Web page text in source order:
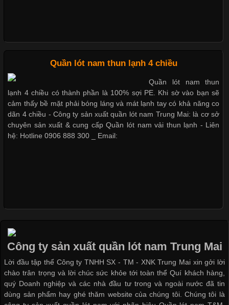
Cập nhật 2026-05-20 14:58:56
Vải thun là một trong những chất liệu được sử dụng rộng rãi
nhất trong ngành thời trang nhờ đặc tính co giãn, mềm mại và
thoải mái khi mặc. Từ áo thun, đồ thể thao cho đến đồ lót nam,
vải thun luôn đóng vai trò quan trọng trong quá trình sản xuất.
Hiện nay, nhu cầu tìm kiếm quần lót nam giá
Các Form Áo Thun Phổ Biến Hiện Nay Và Xu Hướng Trong
Ngành May Mặc Áo thun là một trong những trang phục quen
thuộc và được sử dụng phổ biến nhất hiện nay. Không chỉ đa
dạng về màu sắc hay chất liệu, áo thun còn có nhiều form dáng
khác nhau để phù hợp với từng phong cách thời trang và nhu
cầu
Quần lót nam thun lạnh 4 chiều
Quần lót nam thun
lạnh 4 chiều có thành phần là 100% sợi PE. Khi sờ vào bạn sẽ
cảm thấy bề mặt phải bóng láng và mát lạnh tay có khả năng co
dãn 4 chiều - Công ty sản xuất quần lót nam Trung Mai: là cơ sở
chuyên sản xuất & cung cấp Quần lót nam vải thun lạnh - Liên
hệ: Hotline 0906 888 300 _ Email:
Công ty sản xuất quần lót nam Trung Mai
Lời đầu tập thể Công ty TNHH SX - TM - XNK Trung Mai xin gởi lời
chào trân trọng và lời chúc sức khỏe tới toàn thể Quí khách hàng,
quý Doanh nghiệp và các nhà đầu tư trong và ngoài nước đã tin
dùng sản phẩm hay ghé thăm website của chúng tôi. Chúng tôi là